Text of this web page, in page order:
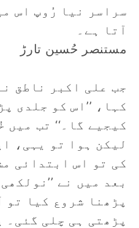
سراسر نیا رُوپ اس
آتا ہے۔
مستنصر حُسین تارڑ
جب علی اکبر ناطق
کہا، ’’اس کو جلدی
کیجیے گا۔‘‘ تب میں
لیکن ہوا تو یہی،
کی تو اس ابتدائی
بعد میں نے
پڑھنا شروع کیا تو
پڑھتی ہی چلی گئی۔